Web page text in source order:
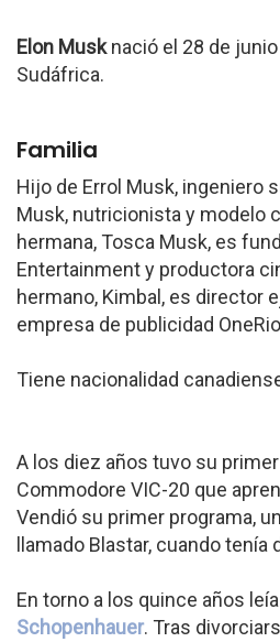
Elon Musknació el 28 de
Sudáfrica.
Familia
Hijo de Errol Musk, ingeniero
Musk, nutricionista y modelo
hermana, Tosca Musk, es
Entertainment y productora
hermano, Kimbal, es director
empresa de publicidad
Tiene nacionalidad
A los diez años tuvo su
Commodore VIC-20 que
Vendió su primer programa,
llamado Blastar, cuando tenía
En torno a los quince años
Schopenhauer. Tras